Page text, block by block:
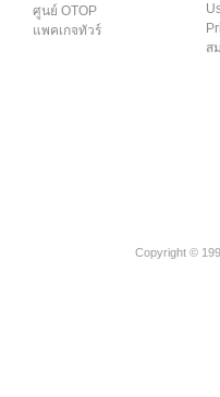
ศูนย์ OTOP
แพคเกจทัวร์
ส
Copyright ©